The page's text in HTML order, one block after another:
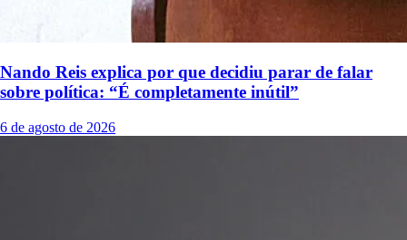
Nando Reis explica por que decidiu parar de falar
sobre política: “É completamente inútil”
6 de agosto de 2026